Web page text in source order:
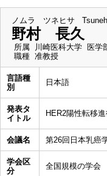
ノムラ ツネヒサ
野村 長久
所属
川崎医科大学 医
職種 准教授
言語種
別
日本語
発表タ
イトル
HER2陽性転移
会議名 第26回日本乳癌
学会区
分
全国規模の学会